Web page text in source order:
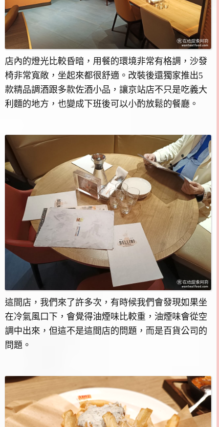
店內的燈光比較昏暗，用餐的環境非常有格調，沙發
椅非常寬敞，坐起來都很舒適。改裝後還獨家推出5
款精品調酒跟多款佐酒小品，讓京站店不只是吃義大
利麵的地方，也變成下班後可以小酌放鬆的餐廳。
這間店，我們來了許多次，有時候我們會發現如果坐
在冷氣風口下，會覺得油煙味比較重，油煙味會從空
調中出來，但這不是這間店的問題，而是百貨公司的
問題。